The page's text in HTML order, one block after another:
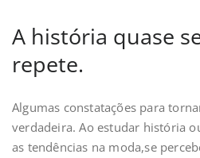
A história quase
repete.
Algumas constatações para
verdadeira. Ao estudar história
as tendências na moda,se